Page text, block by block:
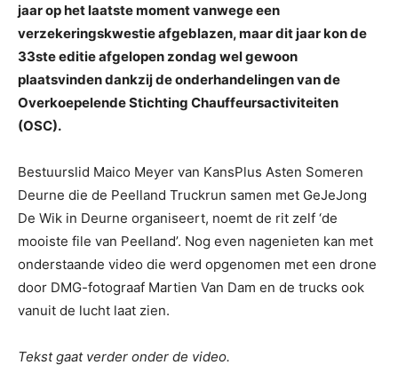
jaar op het laatste moment vanwege een
verzekeringskwestie afgeblazen, maar dit jaar kon de
33ste editie afgelopen zondag wel gewoon
plaatsvinden dankzij de onderhandelingen van de
Overkoepelende Stichting Chauffeursactiviteiten
(OSC).
Bestuurslid Maico Meyer van KansPlus Asten Someren
Deurne die de Peelland Truckrun samen met GeJeJong
De Wik in Deurne organiseert, noemt de rit zelf ‘de
mooiste file van Peelland’. Nog even nagenieten kan met
onderstaande video die werd opgenomen met een drone
door DMG-fotograaf Martien Van Dam en de trucks ook
vanuit de lucht laat zien.
Tekst gaat verder onder de video.